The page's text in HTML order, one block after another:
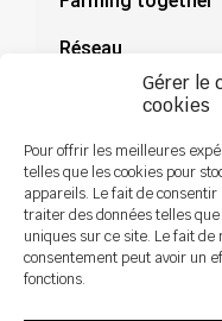
Gérer le
cookies
Pour offrir les meilleures
telles que les cookies pour
appareils. Le fait de
traiter des données telles
uniques sur ce site. Le fait
consentement peut avoir un
fonctions.
Réseau
Documentation
Actualités